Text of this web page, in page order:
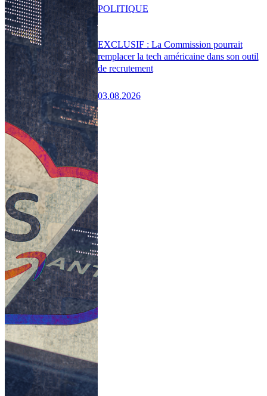
EXCLUSIF : La Commission pourrait
remplacer la tech américaine dans son outil
de recrutement
03.08.2026
POLITIQUE